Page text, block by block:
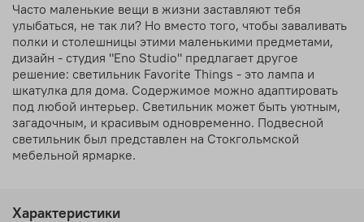
Часто маленькие вещи в жизни заставляют тебя
улыбаться, не так ли? Но вместо того, чтобы заваливать
полки и столешницы этими маленькими предметами,
дизайн - студия "Eno Studio" предлагает другое
решение: светильник Favorite Things - это лампа и
шкатулка для дома. Содержимое можно адаптировать
под любой интерьер. Светильник может быть уютным,
загадочным, и красивым одновременно. Подвесной
светильник был представлен на Стокгольмской
мебельной ярмарке.
Характеристики